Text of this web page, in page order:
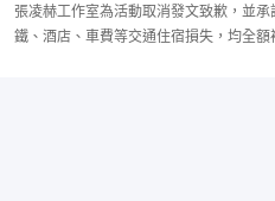
張凌赫工作室為活動取消發文致歉，並
鐵、酒店、車費等交通住宿損失，均全額